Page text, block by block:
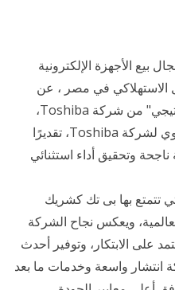
بيع الأجهزة الإلكترونية
الاستهلاكي في مصر ، عن
فوزها بجائزة "أفضل شريك استراتيجي" من شركة Toshiba،
وذلك خلال المؤتمر الإقليمي السنوي لشركة Toshiba، تقديرًا
وتحقيق أداء استثنائي
تتمتع بها بى تك كشريك
ويعكس نجاح الشركة
على الابتكار، وتوفير أحدث
انتشار واسعة وخدمات ما بعد